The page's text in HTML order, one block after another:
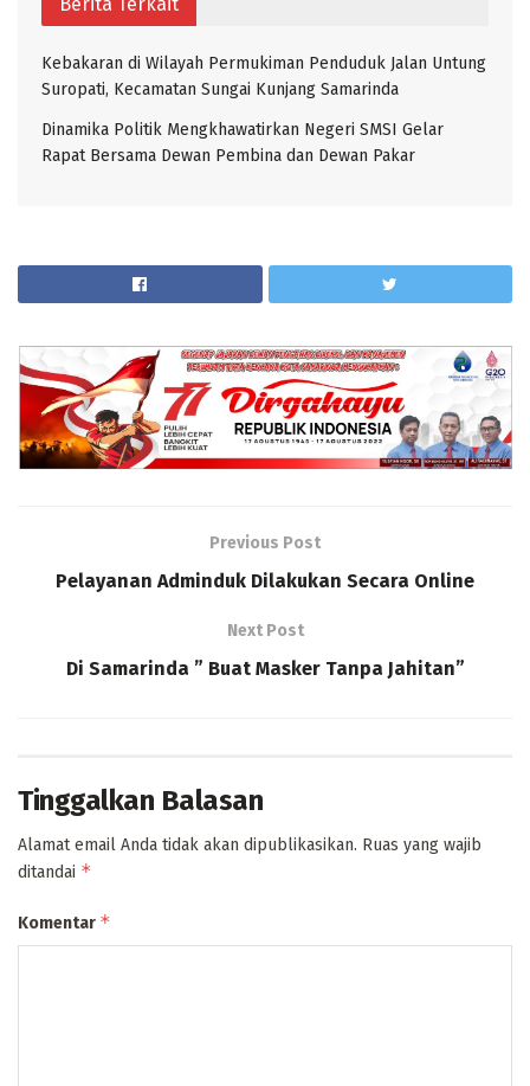
Kebakaran di Wilayah Permukiman Penduduk Jalan Untung
Suropati, Kecamatan Sungai Kunjang Samarinda
Dinamika Politik Mengkhawatirkan Negeri SMSI Gelar
Rapat Bersama Dewan Pembina dan Dewan Pakar
Previous Post
Pelayanan Adminduk Dilakukan Secara Online
Next Post
Di Samarinda ” Buat Masker Tanpa Jahitan”
Tinggalkan Balasan
Alamat email Anda tidak akan dipublikasikan. Ruas yang wajib
ditandai *
Komentar *